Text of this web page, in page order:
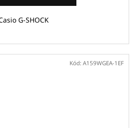
G-SHOCK
Kód: A159WGEA-1EF